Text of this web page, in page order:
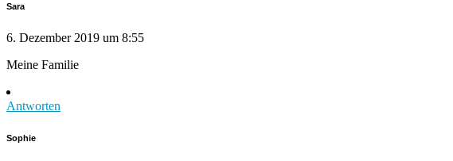
Sara
6. Dezember 2019 um 8:55
Meine Familie
Antworten
Sophie